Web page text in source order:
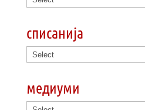
списанија
медиуми